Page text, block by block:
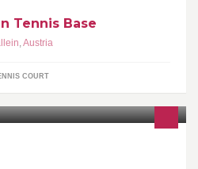
Tennis Base
,Austria
COURT